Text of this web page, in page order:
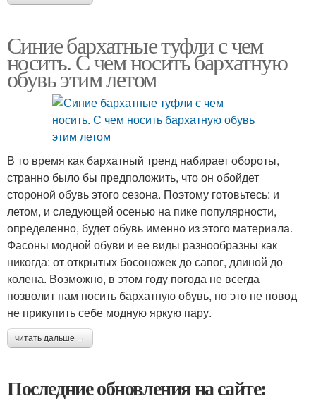
Синие бархатные туфли с чем
носить. С чем носить бархатную
обувь этим летом
В то время как бархатный тренд набирает обороты,
странно было бы предположить, что он обойдет
стороной обувь этого сезона. Поэтому готовьтесь: и
летом, и следующей осенью на пике популярности,
определенно, будет обувь именно из этого материала.
Фасоны модной обуви и ее виды разнообразны как
никогда: от открытых босоножек до сапог, длиной до
колена. Возможно, в этом году погода не всегда
позволит нам носить бархатную обувь, но это не повод
не прикупить себе модную яркую пару.
читать дальше →
Последние обновления на сайте: